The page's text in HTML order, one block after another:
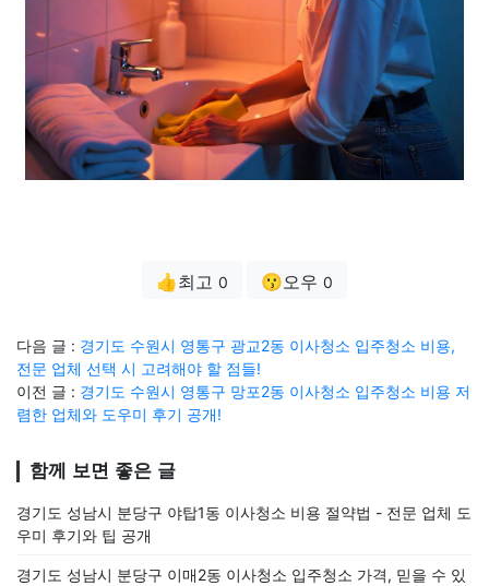
👍최고 0 😗오우 0
다음 글 : 경기도 수원시 영통구 광교2동 이사청소 입주청소 비용,
전문 업체 선택 시 고려해야 할 점들!
이전 글 : 경기도 수원시 영통구 망포2동 이사청소 입주청소 비용 저
렴한 업체와 도우미 후기 공개!
함께 보면 좋은 글
경기도 성남시 분당구 야탑1동 이사청소 비용 절약법 - 전문 업체 도
우미 후기와 팁 공개
경기도 성남시 분당구 이매2동 이사청소 입주청소 가격, 믿을 수 있